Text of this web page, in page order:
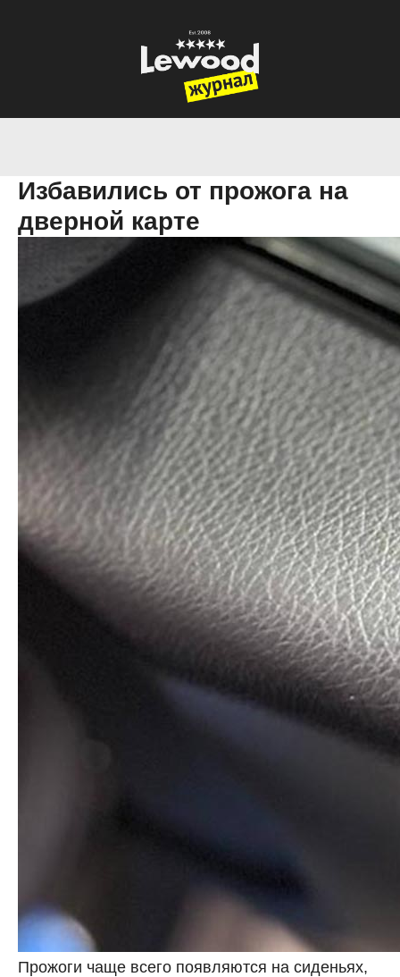
Избавились от прожога на
дверной карте
Прожоги чаще всего появляются на сиденьях,